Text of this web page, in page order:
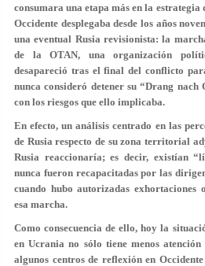
consumara una etapa más en la
Occidente desplegaba desde los años
una eventual Rusia revisionista: la
de la OTAN, una organización
desapareció tras el final del conflicto
nunca consideró detener su “Drang nach
con los riesgos que ello implicaba.
En efecto, un análisis centrado en las
de Rusia respecto de su zona territorial
Rusia reaccionaría; es decir, existían
nunca fueron recapacitadas por las
cuando hubo autorizadas exhortaciones
esa marcha.
Como consecuencia de ello, hoy la
en Ucrania no sólo tiene menos
algunos centros de reflexión en